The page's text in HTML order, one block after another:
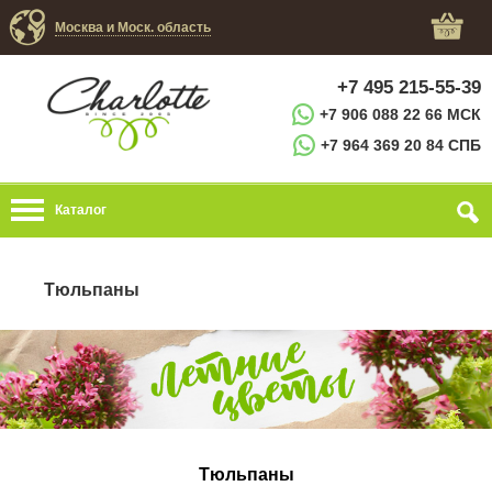
Москва и Моск. область
+7 495 215-55-39
+7 906 088 22 66 МСК
+7 964 369 20 84 СПБ
Каталог
Тюльпаны
Тюльпаны